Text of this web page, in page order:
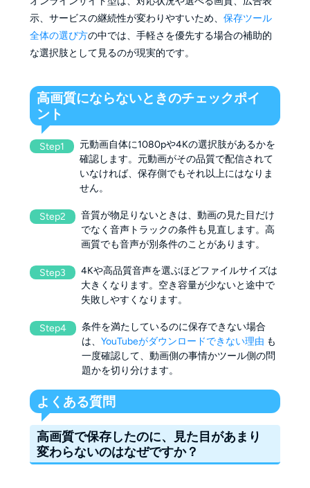
示、サービスの継続性が変わりやすいため、 保存ツール
全体の選び方の中では、手軽さを優先する場合の補助的
な選択肢として見るのが現実的です。
高画質にならないときのチェックポイ
ント
Step1
元動画自体に1080pや4Kの選択肢があるかを
確認します。元動画がその品質で配信されて
いなければ、保存側でもそれ以上にはなりま
せん。
Step2
音質が物足りないときは、動画の見た目だけ
でなく音声トラックの条件も見直します。高
画質でも音声が別条件のことがあります。
Step3
4Kや高品質音声を選ぶほどファイルサイズは
大きくなります。空き容量が少ないと途中で
失敗しやすくなります。
Step4
条件を満たしているのに保存できない場合
は、YouTubeがダウンロードできない理由 も
一度確認して、動画側の事情かツール側の問
題かを切り分けます。
よくある質問
高画質で保存したのに、見た目があまり
変わらないのはなぜですか？